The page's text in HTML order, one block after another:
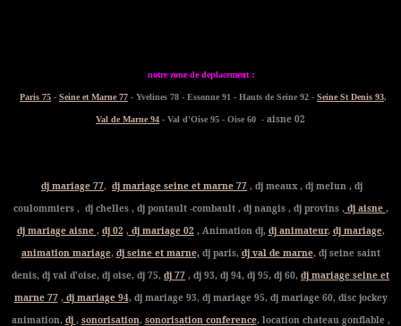
notre zone de deplacement :
Paris 75 - Seine et Marne 77 - Yvelines 78 - Essonne 91 - Hauts de Seine 92 - Seine St Denis 93,
Val de Marne 94 - Val d'Oise 95 - Oise 60 - aisne 02
dj mariage 77, dj mariage seine et marne 77 , dj meaux , dj melun , dj
coulommiers , dj chelles , dj pontault -combault , dj nangis , dj provins ,dj aisne ,
dj mariage aisne , dj 02 ,dj mariage 02 , Animation dj, dj animateur, dj mariage,
animation mariage, dj seine et marne,dj paris, dj val de marne, dj seine saint
denis, dj val d'oise, dj oise, dj 75, dj 77 , dj 93, dj 94, dj 95, dj 60, dj mariage seine et
marne 77,dj mariage 94, dj mariage 93, dj mariage 95, dj mariage 60, disc jockey
animation, dj , sonorisation, sonorisation conference, location chateau gonflable ,